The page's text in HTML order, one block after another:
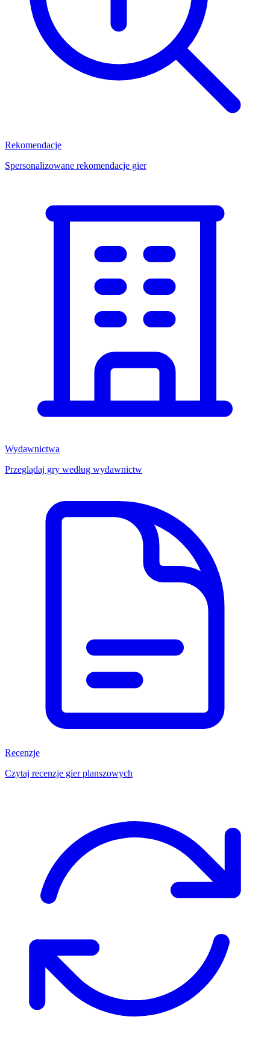
Rekomendacje
Spersonalizowane rekomendacje gier
Wydawnictwa
Przeglądaj gry według wydawnictw
Recenzje
Czytaj recenzje gier planszowych